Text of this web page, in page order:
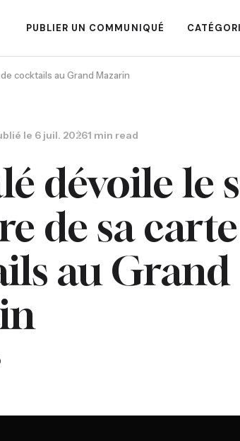
PUBLIER UN COMMUNIQUÉ
cocktails au Grand Mazarin
le 6 juil. 20261 min read
dévoile le
de sa
au Grand